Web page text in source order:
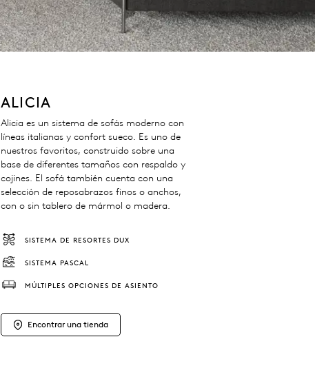
ALICIA
Alicia es un sistema de sofás moderno con
líneas italianas y confort sueco. Es uno de
nuestros favoritos, construido sobre una
base de diferentes tamaños con respaldo y
cojines. El sofá también cuenta con una
selección de reposabrazos finos o anchos,
con o sin tablero de mármol o madera.
SISTEMA DE RESORTES DUX
SISTEMA PASCAL
MÚLTIPLES OPCIONES DE ASIENTO
Encontrar una tienda